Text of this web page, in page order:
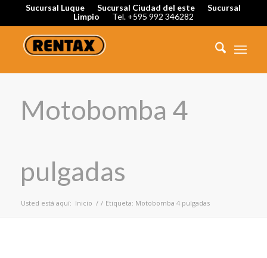
Sucursal Luque Sucursal Ciudad del este
Sucursal
Limpio
Tel. +595 992 346282
Motobomba 4
pulgadas
Usted está aquí: Inicio / / Etiqueta: Motobomba 4 pulgadas